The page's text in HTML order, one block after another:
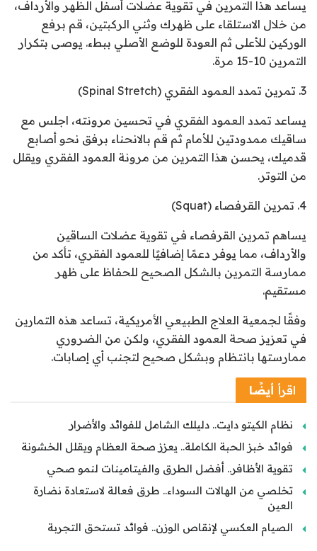
يساعد هذا التمرين في تقوية عضلات أسفل الظهر والأرداف،
من خلال الاستلقاء على ظهرك وثني الركبتين، قم برفع
الوركين للأعلى ثم العودة للوضع الأصلي ببطء. يوصى بتكرار
التمرين 10-15 مرة.
3. تمرين تمدد العمود الفقري (Spinal Stretch)
يساعد تمدد العمود الفقري في تحسين مرونته، اجلس مع
ساقيك ممدودتين للأمام ثم قم بالانحناء برفق نحو أصابع
قدميك، يحسن هذا التمرين من مرونة العمود الفقري ويقلل
من التوتر.
4. تمرين القرفصاء (Squat)
يساهم تمرين القرفصاء في تقوية عضلات الساقين
والأرداف، مما يوفر دعمًا إضافيًا للعمود الفقري، تأكد من
ممارسة التمرين بالشكل الصحيح للحفاظ على ظهر
مستقيم.
وفقًا لجمعية العلاج الطبيعي الأمريكية، تساعد هذه التمارين
في تعزيز صحة العمود الفقري، ولكن من الضروري
ممارستها بانتظام وبشكل صحيح لتجنب أي إصابات.
اقرأ أيضًا
نظام الكيتو دايت.. دليلك الشامل للفوائد والأضرار
فوائد خبز الحبة الكاملة.. يعزز صحة العظام ويقلل الخشونة
تقوية الأظافر.. أفضل الطرق والفيتامينات لنمو صحي
تخلصي من الهالات السوداء.. طرق فعالة لاستعادة نضارة
العين
الصيام العكسي لإنقاص الوزن.. فوائد تستحق التجربة